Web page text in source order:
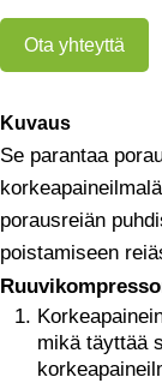
Ota yhteyttä
Kuvaus
Se parantaa
porausreiän
poistamiseen
mikä täyttää